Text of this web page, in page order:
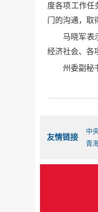
度各项工作任
门的沟通，取
马晓军表
经济社会、各
州委副秘
友情链接
中
青